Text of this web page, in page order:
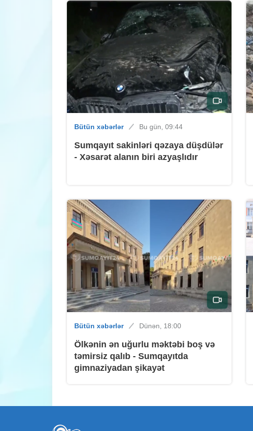
Bütün xəbərlər Bu gün, 09:44
Sumqayıt sakinləri qəzaya düşdülər
- Xəsarət alanın biri azyaşlıdır
Bütün xəbərlər Dünən, 18:00
Ölkənin ən uğurlu məktəbi boş və
təmirsiz qalıb - Sumqayıtda
gimnaziyadan şikayət